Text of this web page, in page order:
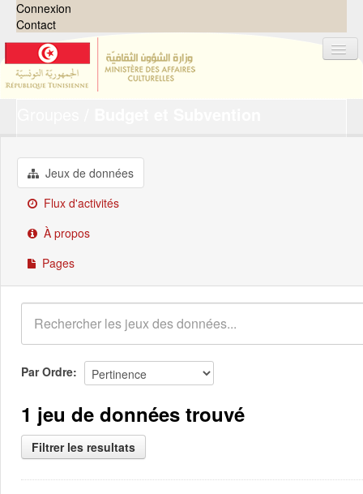
Connexion
Contact
Groupes
Demandes
À propos
Jeux de données
Flux d'activités
À propos
Pages
Par Ordre
1 jeu de données trouvé
Filtrer les resultats